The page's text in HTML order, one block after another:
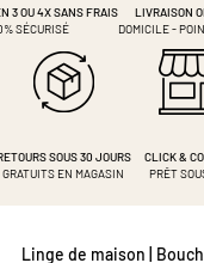
3 OU 4XSANS FRAIS
SÉCURISÉ
LIVRAISON
DOMICILE -
SOUS 30 JOURS
GRATUITS EN MAGASIN
CLICK &
PRÊT
Linge de maison |